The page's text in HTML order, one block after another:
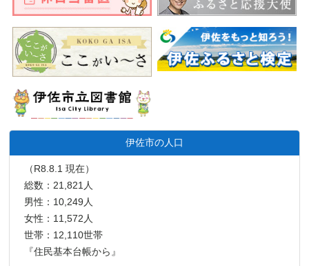
伊佐市の人口
（R8.8.1 現在）
総数：21,821人
男性：10,249人
女性：11,572人
世帯：12,110世帯
『住民基本台帳から』